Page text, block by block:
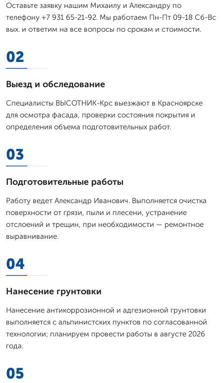
Оставьте заявку нашим Михаилу и Александру по
телефону +7 931 65-21-92. Мы работаем Пн-Пт 09-18 Сб-Вс
вых. и ответим на все вопросы по срокам и стоимости.
02
Выезд и обследование
Специалисты ВЫСОТНИК-Крс выезжают в Красноярске
для осмотра фасада, проверки состояния покрытия и
определения объема подготовительных работ.
03
Подготовительные работы
Работу ведет Александр Иванович. Выполняется очистка
поверхности от грязи, пыли и плесени, устранение
отслоений и трещин, при необходимости — ремонтное
выравнивание.
04
Нанесение грунтовки
Нанесение антикоррозионной и адгезионной грунтовки
выполняется с альпинистских пунктов по согласованной
технологии; планируем провести работы в августе 2026
года.
05